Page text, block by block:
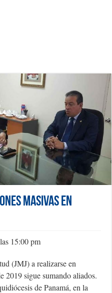
masivas en
15:00 pm
(JMJ) a realizarse en
2019 sigue sumando aliados.
de Panamá, en la